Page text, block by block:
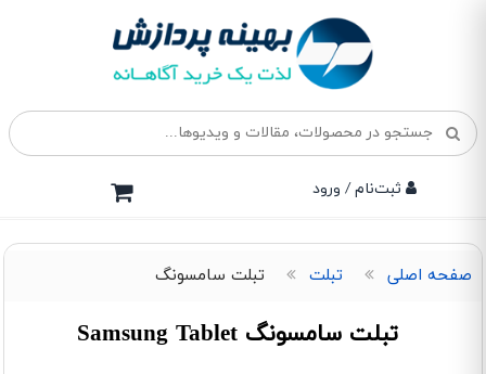
ثبت‌نام / ورود
صفحه اصلی تبلت تبلت سامسونگ
تبلت سامسونگ Samsung Tablet